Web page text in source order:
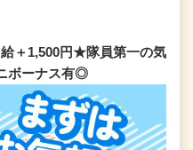
＋1,500円★隊員第一の気
ボーナス有◎